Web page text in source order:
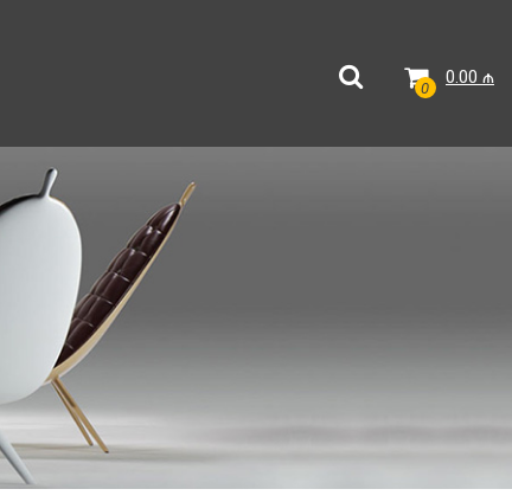
0.00 ₼
0